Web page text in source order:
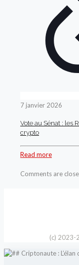
7 janvier 2026
Vote au Sénat : les
crypto
Read more
Comments are
(c) 2023-